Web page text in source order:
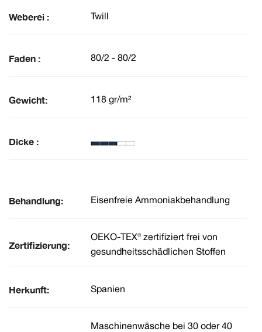
Weberei : Twill
Faden : 80/2 - 80/2
Gewicht: 118 gr/m²
Dicke :
Behandlung: Eisenfreie Ammoniakbehandlung
Zertifizierung:
OEKO-TEX® zertifiziert frei von
gesundheitsschädlichen Stoffen
Herkunft: Spanien
Maschinenwäsche bei 30 oder 40